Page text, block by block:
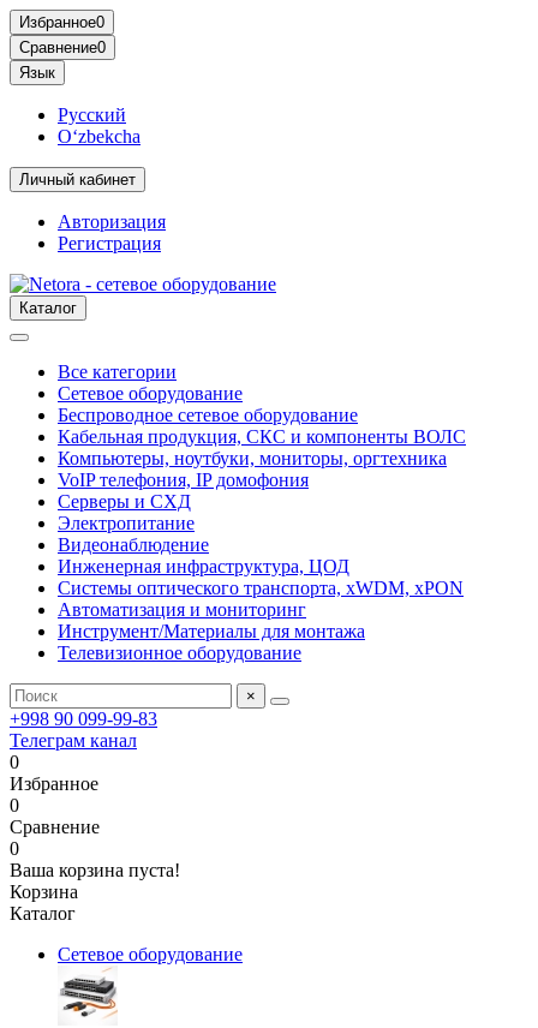
Избранное0
Сравнение0
Язык
Русский
O‘zbekcha
Личный кабинет
Авторизация
Регистрация
Каталог
Все категории
Сетевое оборудование
Беспроводное сетевое оборудование
Кабельная продукция, СКС и компоненты ВОЛС
Компьютеры, ноутбуки, мониторы, оргтехника
VoIP телефония, IP домофония
Серверы и СХД
Электропитание
Видеонаблюдение
Инженерная инфраструктура, ЦОД
Системы оптического транспорта, xWDM, xPON
Автоматизация и мониторинг
Инструмент/Материалы для монтажа
Телевизионное оборудование
×
+998 90 099-99-83
Телеграм канал
0
Избранное
0
Сравнение
0
Ваша корзина пуста!
Корзина
Каталог
Сетевое оборудование